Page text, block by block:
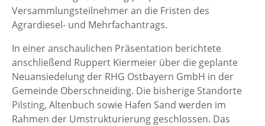
Versammlungsteilnehmer an die Fristen des
Agrardiesel- und Mehrfachantrags.
In einer anschaulichen Präsentation berichtete
anschließend Ruppert Kiermeier über die geplante
Neuansiedelung der RHG Ostbayern GmbH in der
Gemeinde Oberschneiding. Die bisherige Standorte
Pilsting, Altenbuch sowie Hafen Sand werden im
Rahmen der Umstrukturierung geschlossen. Das